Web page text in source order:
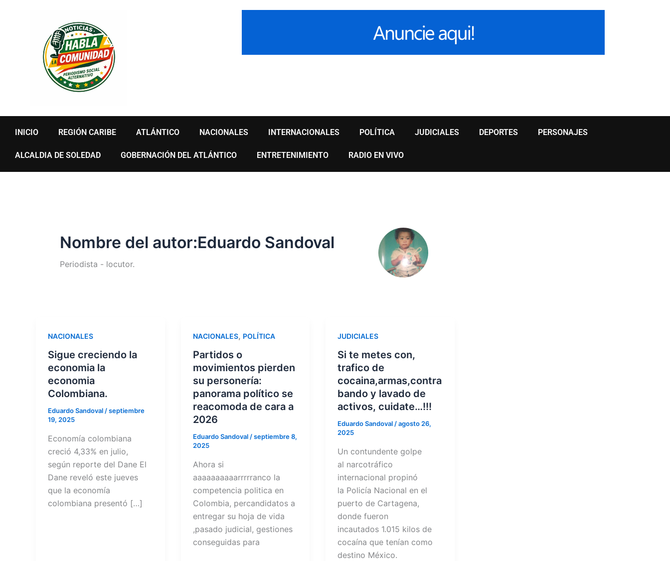
INICIO REGIÓN CARIBE ATLÁNTICO NACIONALES INTERNACIONALES POLÍTICA JUDICIALES DEPORTES PERSONAJES
ALCALDIA DE SOLEDAD GOBERNACIÓN DEL ATLÁNTICO ENTRETENIMIENTO RADIO EN VIVO
Nombre del autor:Eduardo Sandoval
Periodista - locutor.
NACIONALES
Sigue creciendo la
economia la
economia
Colombiana.
Eduardo Sandoval/septiembre
19, 2025
Economía colombiana
creció 4,33% en julio,
según reporte del Dane El
Dane reveló este jueves
que la economía
colombiana presentó […]
NACIONALES, POLÍTICA
Partidos o
movimientos pierden
su personería:
panorama político se
reacomoda de cara a
2026
Eduardo Sandoval/septiembre 8,
2025
Ahora si
aaaaaaaaaarrrrranco la
competencia politica en
Colombia, percandidatos a
entregar su hoja de vida
,pasado judicial, gestiones
conseguidas para
JUDICIALES
Si te metes con,
trafico de
cocaina,armas,contra
bando y lavado de
activos, cuidate…!!!
Eduardo Sandoval/agosto 26,
2025
Un contundente golpe
al narcotráfico
internacional propinó
la Policía Nacional en el
puerto de Cartagena,
donde fueron
incautados 1.015 kilos de
cocaína que tenían como
destino México.